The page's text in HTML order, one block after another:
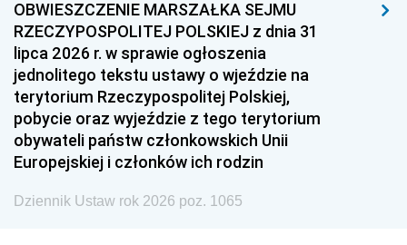
OBWIESZCZENIE MARSZAŁKA SEJMU
RZECZYPOSPOLITEJ POLSKIEJ z dnia 31
lipca 2026 r. w sprawie ogłoszenia
jednolitego tekstu ustawy o wjeździe na
terytorium Rzeczypospolitej Polskiej,
pobycie oraz wyjeździe z tego terytorium
obywateli państw członkowskich Unii
Europejskiej i członków ich rodzin
Dziennik Ustaw rok 2026 poz. 1065